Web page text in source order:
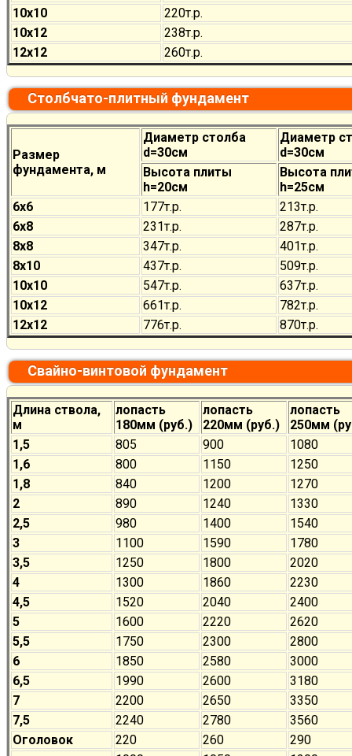
10х10
220т.р.
10х12
238т.р.
12х12
260т.р.
Столбчато-плитный фундамент
Размер
фундамента, м
Диаметр столба
d=30см
Диаметр
d=30см
Высота плиты
h=20см
Высота
h=25см
6х6
177т.р. 213т.р.
6х8
231т.р. 287т.р.
8х8
347т.р. 401т.р.
8х10
437т.р. 509т.р.
10х10
547т.р. 637т.р.
10х12
661т.р. 782т.р.
12х12
776т.р. 870т.р.
Свайно-винтовой фундамент
Длина ствола,
м
лопасть
180мм (руб.)
лопасть
220мм (руб.)
лопасть
250мм
1,5
805 900
1080
1,6
800 1150
1250
1,8
840 1200
1270
2
890 1240
1330
2,5
980 1400
1540
3
1100 1590
1780
3,5
1250 1800
2020
4
1300 1860
2230
4,5
1520 2040
2400
5
1600 2220
2620
5,5
1750 2300
2800
6
1850 2580
3000
6,5
1990 2600
3180
7
2200 2650
3350
7,5
2240 2780
3560
Оголовок
220 260 290